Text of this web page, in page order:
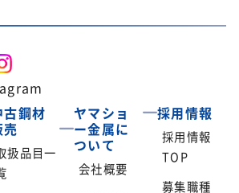
古鋼材
売
扱品目一
ヤマショ
ー金属に
ついて
会社概要
採用情報
採用情報
TOP
募集職種